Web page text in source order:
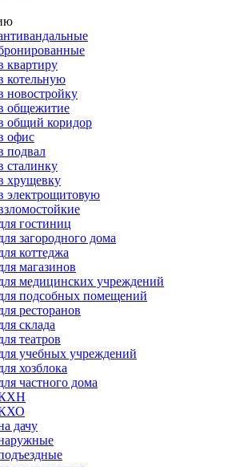
квартиру
котельную
новостройку
общежитие
общий коридор
офис
подвал
сталинку
хрущевку
электрощитовую
гостиниц
загородного дома
коттеджа
магазинов
медицинских учреждений
подсобных помещений
ресторанов
склада
театров
учебных учреждений
хозблока
частного дома
дачу